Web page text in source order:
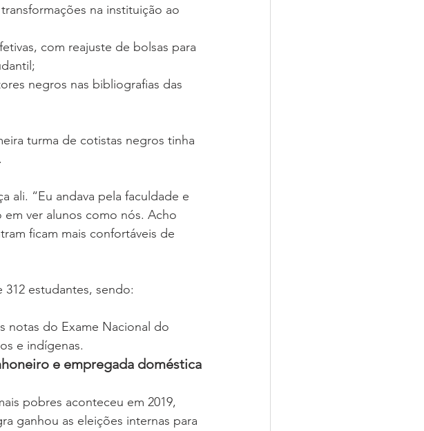
na instituição ao
com reajuste de bolsas para
negros nas bibliografias das
turma de cotistas negros tinha
ali. “Eu andava pela faculdade e
em ver alunos como nós. Acho
ficam mais confortáveis de
estudantes, sendo:
notas do Exame Nacional do
e indígenas.
e empregada doméstica
pobres aconteceu em 2019,
ganhou as eleições internas para